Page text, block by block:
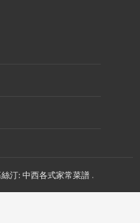
汀: 中西各式家常菜譜 .